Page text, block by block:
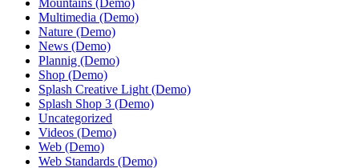
Mountains (Demo)
Multimedia (Demo)
Nature (Demo)
News (Demo)
Plannig (Demo)
Shop (Demo)
Splash Creative Light (Demo)
Splash Shop 3 (Demo)
Uncategorized
Videos (Demo)
Web (Demo)
Web Standards (Demo)